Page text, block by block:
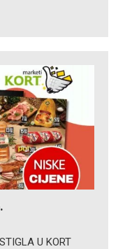
U KORT